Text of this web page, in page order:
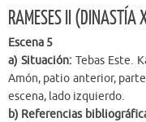
RAMESES II (DINASTÍA
Escena 5
a) Situación: Tebas Este.
Amón, patio anterior,
escena, lado izquierdo.
b) Referencias